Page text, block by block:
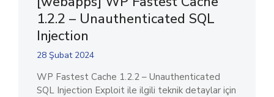
1.2.2 – Unauthenticated SQL
Injection
28 Şubat 2024
WP Fastest Cache 1.2.2 – Unauthenticated
SQL Injection Exploit ile ilgili teknik detaylar için